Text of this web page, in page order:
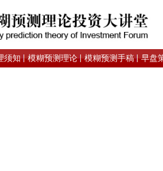
须知 模糊预测理论 模糊预测手稿 早盘